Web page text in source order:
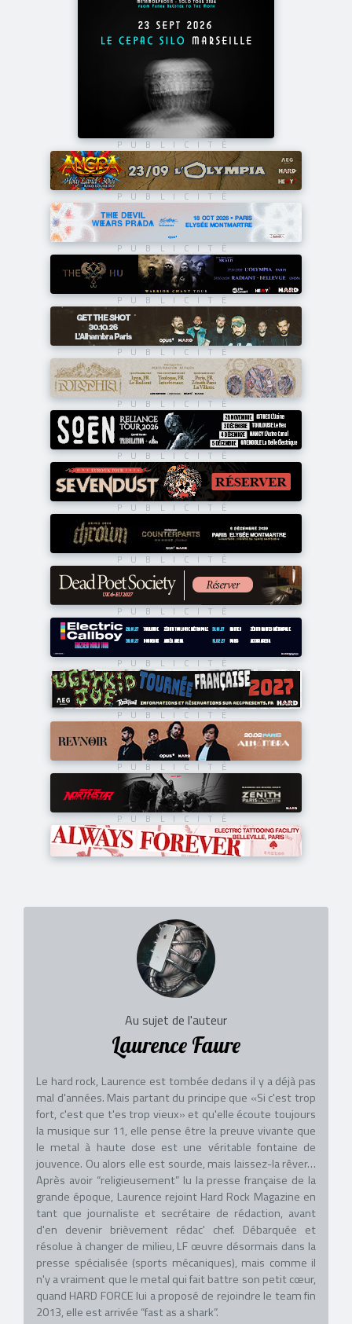
Au sujet de l'auteur
Laurence Faure
Le hard rock, Laurence est tombée dedans il y a déjà pas
mal d'années. Mais partant du principe que «Si c'est trop
fort, c'est que t'es trop vieux» et qu'elle écoute toujours
la musique sur 11, elle pense être la preuve vivante que
le metal à haute dose est une véritable fontaine de
jouvence. Ou alors elle est sourde, mais laissez-la rêver…
Après avoir “religieusement” lu la presse française de la
grande époque, Laurence rejoint Hard Rock Magazine en
tant que journaliste et secrétaire de rédaction, avant
d'en devenir brièvement rédac' chef. Débarquée et
résolue à changer de milieu, LF œuvre désormais dans la
presse spécialisée (sports mécaniques), mais comme il
n'y a vraiment que le metal qui fait battre son petit cœur,
quand HARD FORCE lui a proposé de rejoindre le team fin
2013, elle est arrivée “fast as a shark”.